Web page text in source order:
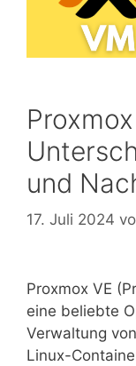
und
17. Juli 2024
Proxmox VE
eine beliebte
Verwaltung
Linux-